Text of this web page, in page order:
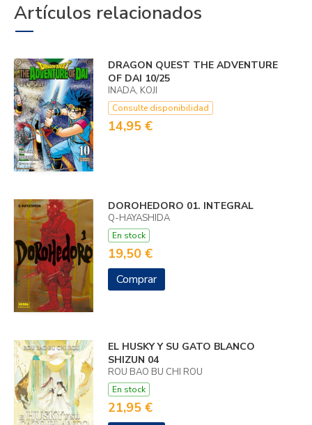
Artículos relacionados
DRAGON QUEST THE ADVENTURE
OF DAI 10/25
INADA, KOJI
Consulte disponibilidad
14,95 €
DOROHEDORO 01. INTEGRAL
Q-HAYASHIDA
En stock
19,50 €
Comprar
EL HUSKY Y SU GATO BLANCO
SHIZUN 04
ROU BAO BU CHI ROU
En stock
21,95 €